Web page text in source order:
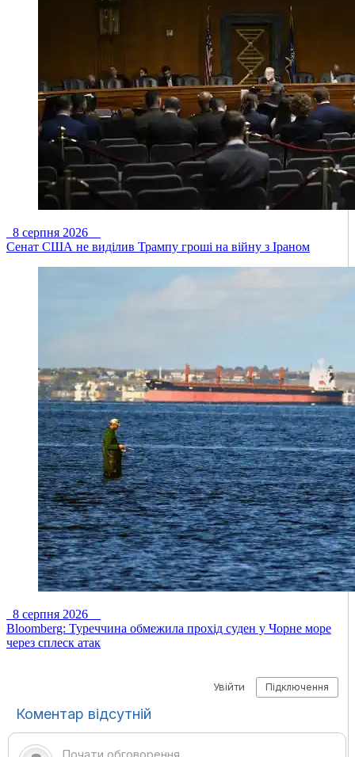
8 серпня 2026
Сенат США не виділив Трампу гроші на війну з Іраном
8 серпня 2026
Bloomberg: Туреччина обмежила прохід суден у Чорне море
через сплеск атак